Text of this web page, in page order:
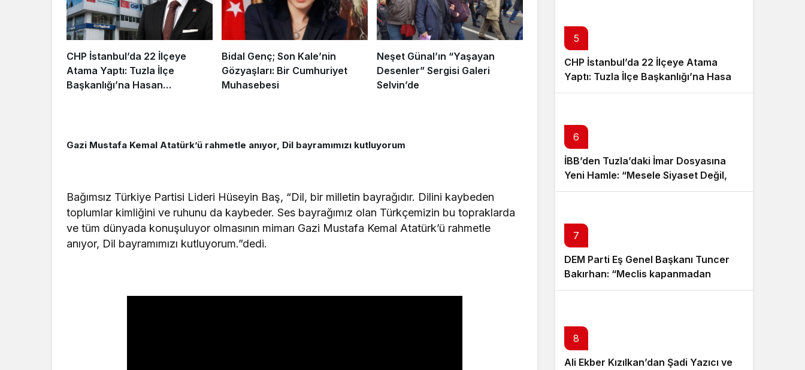
CHP İstanbul’da 22 İlçeye
Atama Yaptı: Tuzla İlçe
Başkanlığı’na Hasan
Bidal Genç; Son Kale’nin
Gözyaşları: Bir Cumhuriyet
Muhasebesi
Neşet Günal’ın “Yaşayan
Desenler” Sergisi Galeri
Selvin’de
Gazi Mustafa Kemal Atatürk’ü rahmetle anıyor, Dil bayramımızı kutluyorum
Bağımsız Türkiye Partisi Lideri Hüseyin Baş, “Dil, bir milletin bayrağıdır. Dilini kaybeden
toplumlar kimliğini ve ruhunu da kaybeder. Ses bayrağımız olan Türkçemizin bu topraklarda
ve tüm dünyada konuşuluyor olmasının mimarı Gazi Mustafa Kemal Atatürk’ü rahmetle
anıyor, Dil bayramımızı kutluyorum.”dedi.
5
CHP İstanbul’da 22 İlçeye Atama
Yaptı: Tuzla İlçe Başkanlığı’na Hasan
Uzunyayla Getirildi
6
İBB’den Tuzla’daki İmar Dosyasına
Yeni Hamle: “Mesele Siyaset Değil,
Kamu Yararı”
7
DEM Parti Eş Genel Başkanı Tuncer
Bakırhan: “Meclis kapanmadan
çerçeve yasa çıkarılmalıdır”
8
Ali Ekber Kızılkan’dan Şadi Yazıcı ve